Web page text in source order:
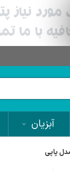
آبزیان